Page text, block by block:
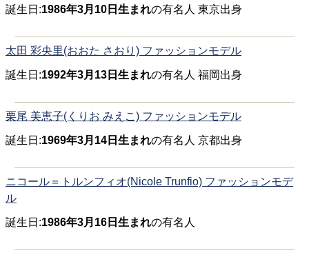
誕生日:1986年3月10日生まれの有名人 東京出身
太田 彩央里(おおた さおり) ファッションモデル
誕生日:1992年3月13日生まれの有名人 福岡出身
栗尾 美恵子(くりお みえこ) ファッションモデル
誕生日:1969年3月14日生まれの有名人 京都出身
ニコール＝トルンフィオ(Nicole Trunfio) ファッションモデ
ル
誕生日:1986年3月16日生まれの有名人